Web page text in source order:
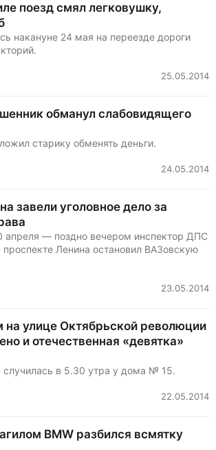
поезд смял легковушку,
накануне 24 мая на переезде дороги
25.05.2014
обманул слабовидящего
старику обменять деньги.
24.05.2014
завели уголовное дело за
апреля — поздно вечером инспектор ДПС
Ленина остановил ВАЗовскую
23.05.2014
на улице Октябрьской революции
и отечественная «девятка»
в 5.30 утра у дома № 15.
22.05.2014
BMW разбился всмятку